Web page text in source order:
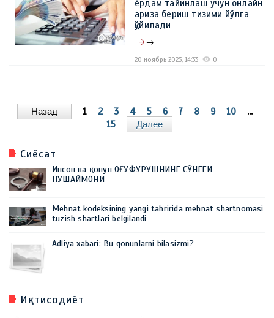
ёрдам тайинлаш учун онлайн
ариза бериш тизими йўлга
қўйилади
→
20 ноябрь 2023, 14:33 0
Назад 1 2 3 4 5 6 7 8 9 10
...
15
Далее
Сиёсат
Инсон ва қонун ОҒУФУРУШНИНГ СЎНГГИ
ПУШАЙМОНИ
Mehnat kodeksining yangi tahririda mehnat shartnomasi
tuzish shartlari belgilandi
Adliya xabari: Bu qonunlarni bilasizmi?
Иқтисодиёт